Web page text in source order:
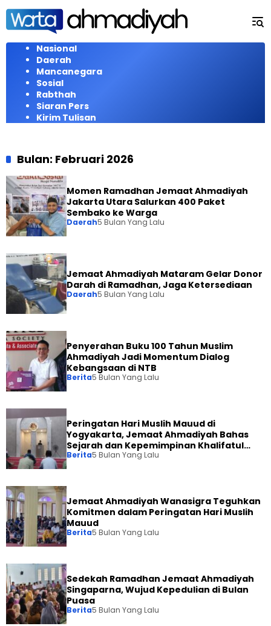
Langsung
konten
Nasional
Daerah
Mancanegara
Sosial
Rabthah
Siaran Pers
Kirim Tulisan
Bulan: Februari 2026
Momen Ramadhan Jemaat Ahmadiyah
Jakarta Utara Salurkan 400 Paket
Sembako ke Warga
Daerah5 Bulan Yang Lalu
Jemaat Ahmadiyah Mataram Gelar Donor
Darah di Ramadhan, Jaga Ketersediaan
Daerah5 Bulan Yang Lalu
Penyerahan Buku 100 Tahun Muslim
Ahmadiyah Jadi Momentum Dialog
Kebangsaan di NTB
Berita5 Bulan Yang Lalu
Peringatan Hari Muslih Mauud di
Yogyakarta, Jemaat Ahmadiyah Bahas
Sejarah dan Kepemimpinan Khalifatul
Masih Kedua
Berita5 Bulan Yang Lalu
Jemaat Ahmadiyah Wanasigra Teguhkan
Komitmen dalam Peringatan Hari Muslih
Mauud
Berita5 Bulan Yang Lalu
Sedekah Ramadhan Jemaat Ahmadiyah
Singaparna, Wujud Kepedulian di Bulan
Puasa
Berita5 Bulan Yang Lalu